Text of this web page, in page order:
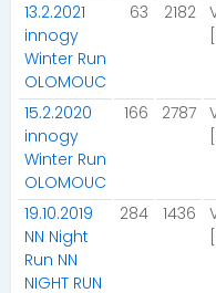
13.2.2021
innogy
Winter Run
OLOMOUC
63 2182
15.2.2020
innogy
Winter Run
OLOMOUC
166 2787
19.10.2019
NN Night
Run NN
NIGHT RUN
284 1436